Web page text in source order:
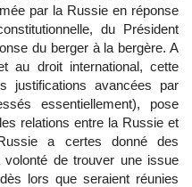
par la Russie en réponse
du Président
du berger à la bergère. A
au droit international, cette
justifications avancées par
essentiellement), pose
relations entre la Russie et
a certes donné des
de trouver une issue
lors que seraient réunies